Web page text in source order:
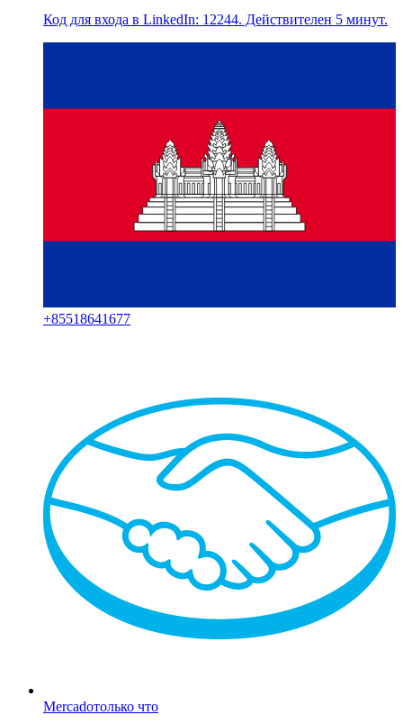
Код для входа в LinkedIn: 12244. Действителен 5 минут.
+85518641677
Mercadoтолько что